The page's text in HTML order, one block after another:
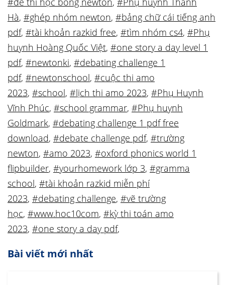
Hà, #ghép nhóm newton, #bảng chữ cái tiếng anh
pdf, #tài khoản razkid free, #tìm nhóm cs4, #Phụ
huynh Hoàng Quốc Việt, #one story a day level 1
pdf, #newtonki, #debating challenge 1
pdf, #newtonschool, #cuộc thi amo
2023, #school, #lịch thi amo 2023, #Phụ Huynh
Vĩnh Phúc, #school grammar, #Phụ huynh
Goldmark, #debating challenge 1 pdf free
download, #debate challenge pdf, #trường
newton, #amo 2023, #oxford phonics world 1
flipbuilder, #yourhomework lớp 3, #gramma
school, #tài khoản razkid miễn phí
2023, #debating challenge, #vẽ trường
học, #www.hoc10com, #kỳ thi toán amo
2023, #one story a day pdf,
Bài viết mới nhất